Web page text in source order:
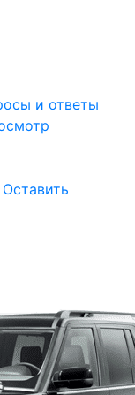
и ответы
Оставить